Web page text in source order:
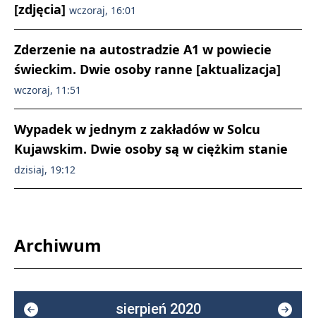
[zdjęcia] wczoraj, 16:01
Zderzenie na autostradzie A1 w powiecie
świeckim. Dwie osoby ranne [aktualizacja]
wczoraj, 11:51
Wypadek w jednym z zakładów w Solcu
Kujawskim. Dwie osoby są w ciężkim stanie
dzisiaj, 19:12
Archiwum
sierpień 2020